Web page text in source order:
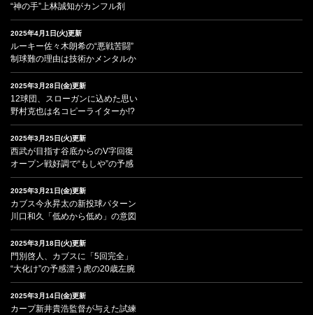
“神の手”上林誠知がカンフル剤
2025年4月1日(火)更新
ルーキー佐々木朗希の“悪戦苦闘”
制球難の理由は技術かメンタルか
2025年3月28日(金)更新
12球団、スローガンに込めた思い
野村克也は名コピーライターか!?
2025年3月25日(火)更新
西武が目指す谷底からのV字回復
オープン戦好調で“もしや”の予感
2025年3月21日(金)更新
カブス今永昇太の新投球パターン
川口和久「低めから低め」の意図
2025年3月18日(火)更新
門別啓人、カブスに「5回完全」
“大化け”の予感漂う虎の20歳左腕
2025年3月14日(金)更新
カープ新井貴浩監督が与えた試練